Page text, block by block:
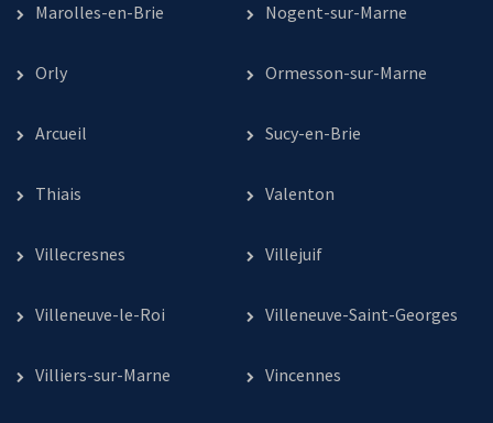
Marolles-en-Brie Nogent-sur-Marne
Orly Ormesson-sur-Marne
Arcueil Sucy-en-Brie
Thiais Valenton
Villecresnes Villejuif
Villeneuve-le-Roi Villeneuve-Saint-Georges
Villiers-sur-Marne Vincennes